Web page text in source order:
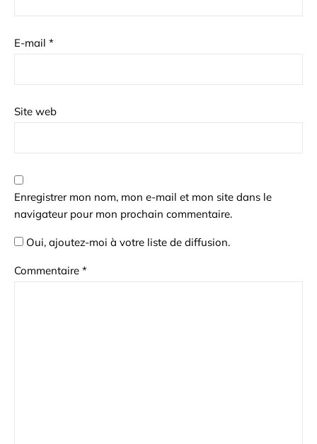
E-mail *
Site web
Enregistrer mon nom, mon e-mail et mon site dans le
navigateur pour mon prochain commentaire.
Oui, ajoutez-moi à votre liste de diffusion.
Commentaire *